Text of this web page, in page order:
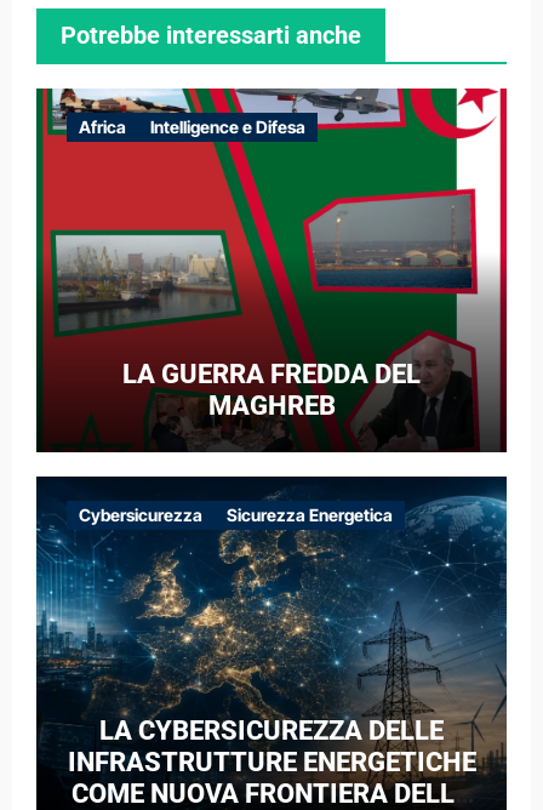
Potrebbe interessarti anche
Africa Intelligence e Difesa
LA GUERRA FREDDA DEL
MAGHREB
Cybersicurezza Sicurezza Energetica
LA CYBERSICUREZZA DELLE
INFRASTRUTTURE ENERGETICHE
COME NUOVA FRONTIERA DELLA